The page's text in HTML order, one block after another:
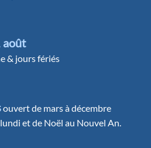
août
& jours fériés
ouvert de mars à décembre
et de Noël au Nouvel An.